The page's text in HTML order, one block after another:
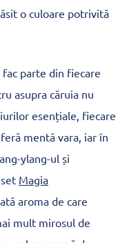
o culoare potrivită
fac parte din fiecare
asupra căruia nu
esențiale, fiecare
mentă vara, iar în
ylang-ul și
Magia
aroma de care
mult mirosul de